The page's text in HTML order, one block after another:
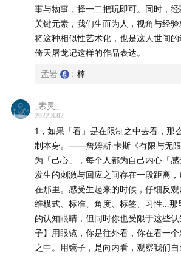
事与物事，择一二把玩即可。同时，
关键元素，我们生而为人，视角与经验
将这种相似性艺术化，也是这人世间
倚天屠龙记这样的作品表达。
孟岩 : 棒
_素灵_
2022.8.02
1，如果「看」是在限制之中去看，那
制本身。——詹姆斯·卡斯《有限与无
为「己心」，每个人都为自己内心「
发生的刺激与回应之间存在一段距离
在那里。感受生起来的时候，仔细反
维模式、标准、角度、标签、习性…那
的认知眼睛，但同时你也受限于这些
子】用眼镜，你是往外看，你在看一
之中。用镜子，是向内看，观察我们